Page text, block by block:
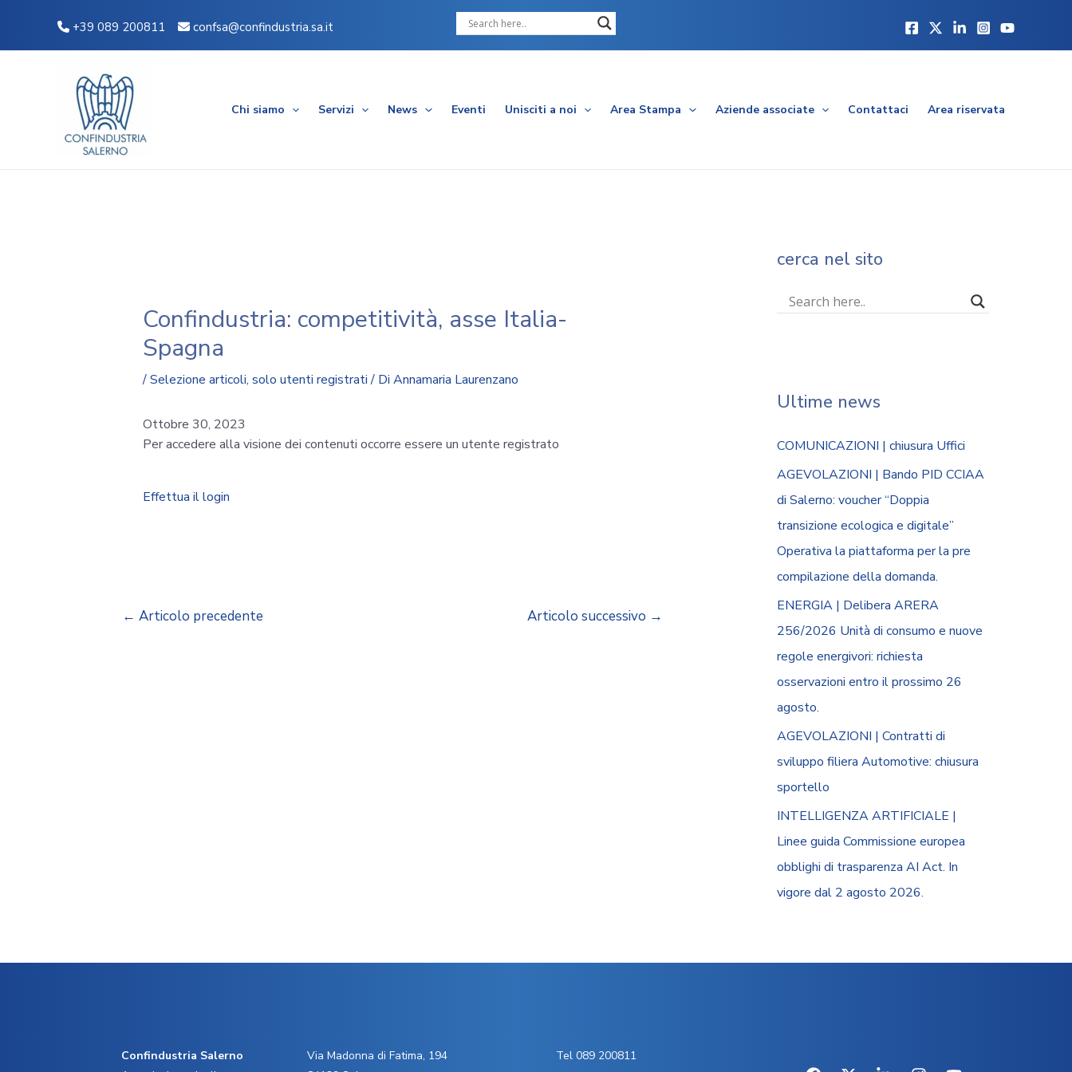
contenuto
+39 089 200811 confsa@confindustria.sa.it
Chi siamo Servizi News Eventi Unisciti a noi Area Stampa Aziende associate Contattaci Area riservata
Confindustria: competitività, asse Italia-
Spagna
/Selezione articoli, solo utenti registrati/ Di Annamaria Laurenzano
Ottobre 30, 2023
Per accedere alla visione dei contenuti occorre essere un utente registrato
Effettua il login
articoli
← Articolo precedente Articolo successivo →
cerca nel sito
Ultime news
COMUNICAZIONI | chiusura Uffici
AGEVOLAZIONI | Bando PID CCIAA
di Salerno: voucher “Doppia
transizione ecologica e digitale”
Operativa la piattaforma per la pre
compilazione della domanda.
ENERGIA | Delibera ARERA
256/2026 Unità di consumo e nuove
regole energivori: richiesta
osservazioni entro il prossimo 26
agosto.
AGEVOLAZIONI | Contratti di
sviluppo filiera Automotive: chiusura
sportello
INTELLIGENZA ARTIFICIALE |
Linee guida Commissione europea
obblighi di trasparenza AI Act. In
vigore dal 2 agosto 2026.
Confindustria Salerno
Via Madonna di Fatima, 194
Tel 089 200811